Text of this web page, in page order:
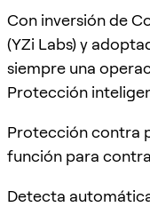
Con inversión de
(YZi Labs) y
siempre una
Protección
Protección contra
función para
Detecta